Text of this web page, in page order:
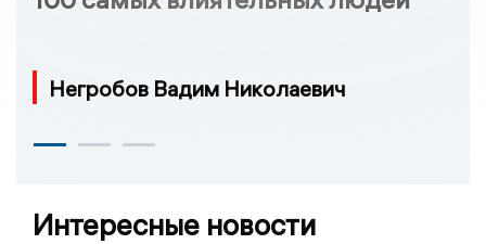
Негробов Вадим Николаевич
Интересные новости